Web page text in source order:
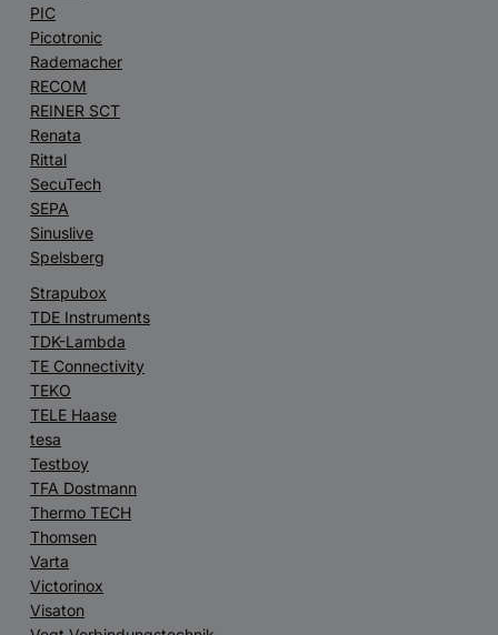
PIC
Picotronic
Rademacher
RECOM
REINER SCT
Renata
Rittal
SecuTech
SEPA
Sinuslive
Spelsberg
Strapubox
TDE Instruments
TDK-Lambda
TE Connectivity
TEKO
TELE Haase
tesa
Testboy
TFA Dostmann
Thermo TECH
Thomsen
Varta
Victorinox
Visaton